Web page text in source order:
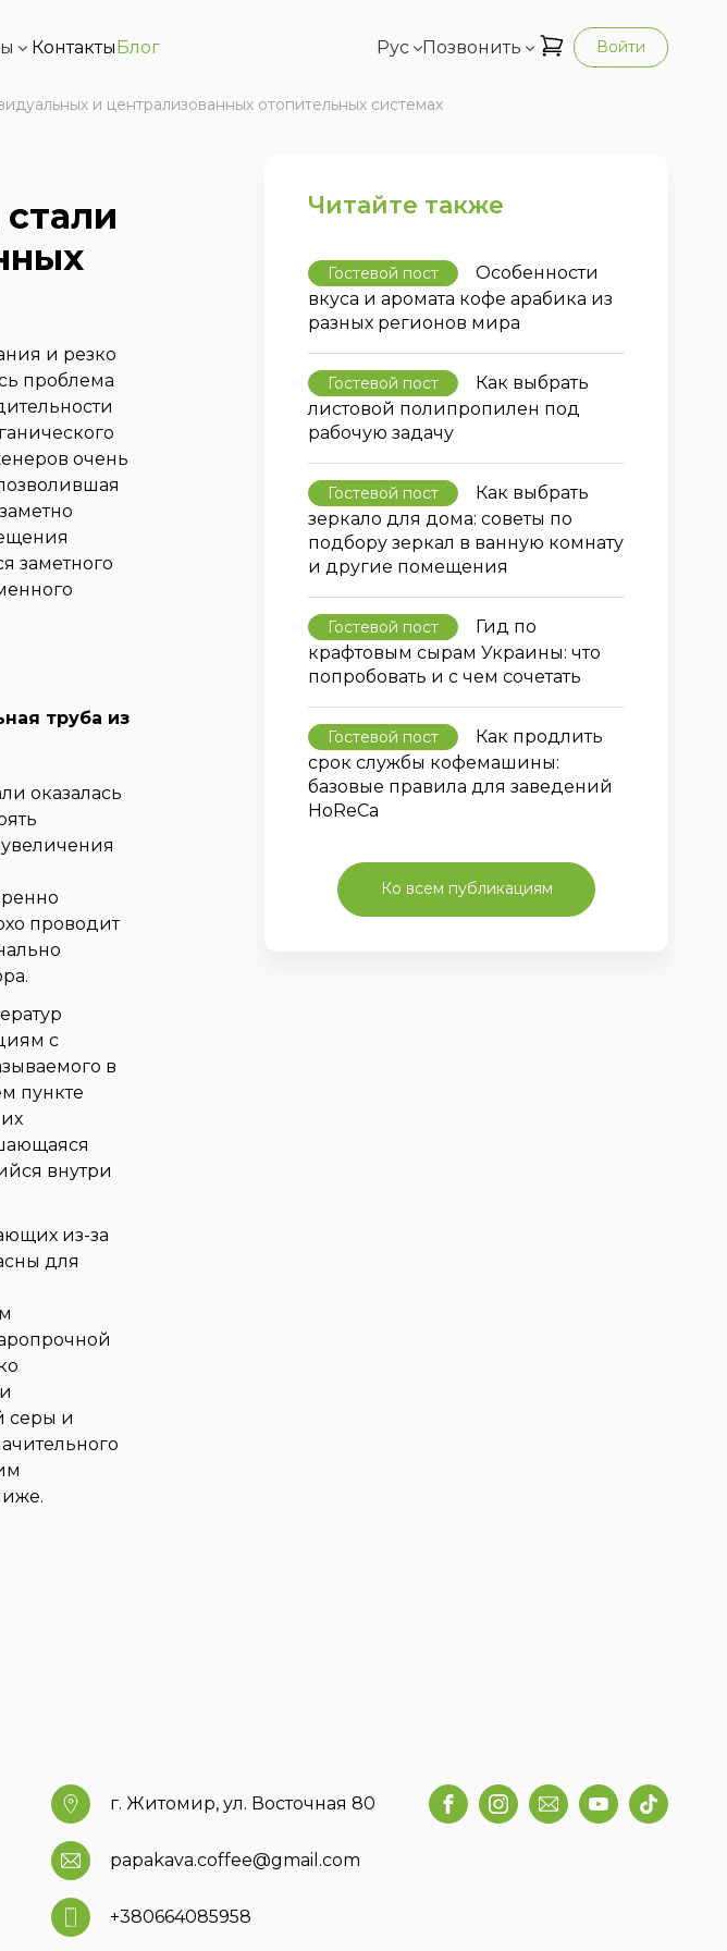
КонтактыБлог Рус Позвонить Войти
и централизованных отопительных системах
и резко
проблема
очень
заметного
труба из
оказалась
проводит
с
в
пункте
внутри
из-за
для
серы и
Читайте также
Гостевой пост
Особенности
вкуса и аромата кофе арабика из
разных регионов мира
Гостевой пост
Как выбрать
листовой полипропилен под
рабочую задачу
Гостевой пост
Как выбрать
зеркало для дома: советы по
подбору зеркал в ванную комнату
и другие помещения
Гостевой пост
Гид по
крафтовым сырам Украины: что
попробовать и с чем сочетать
Гостевой пост
Как продлить
срок службы кофемашины:
базовые правила для заведений
HoReCa
Ко всем публикациям
г. Житомир, ул. Восточная 80
papakava.coffee@gmail.com
+380664085958